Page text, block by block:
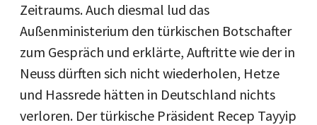
Zeitraums. Auch diesmal lud das
Außenministerium den türkischen Botschafter
zum Gespräch und erklärte, Auftritte wie der in
Neuss dürften sich nicht wiederholen, Hetze
und Hassrede hätten in Deutschland nichts
verloren. Der türkische Präsident Recep Tayyip